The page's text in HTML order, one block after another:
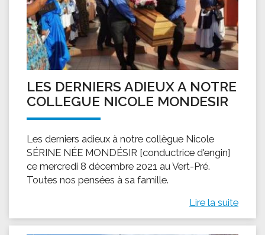
LES DERNIERS ADIEUX A NOTRE
COLLEGUE NICOLE MONDESIR
Les derniers adieux à notre collègue Nicole
SÉRINE NÉE MONDÉSIR [conductrice d'engin]
ce mercredi 8 décembre 2021 au Vert-Pré.
Toutes nos pensées à sa famille.
Lire la suite